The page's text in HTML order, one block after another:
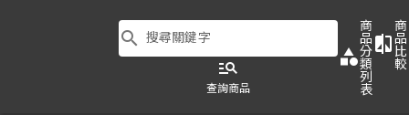
search 搜尋關鍵字
manage_search
查詢商品
category
商
品
分
類
列
表
compare
商
品
比
較